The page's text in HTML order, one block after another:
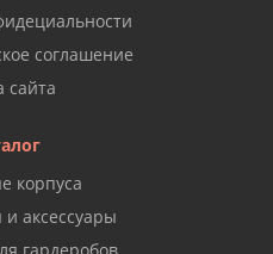
соглашение
сайта
корпуса
аксессуары